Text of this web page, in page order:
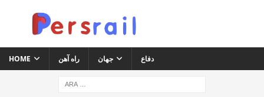
HOME راه آهن جهان دفاع